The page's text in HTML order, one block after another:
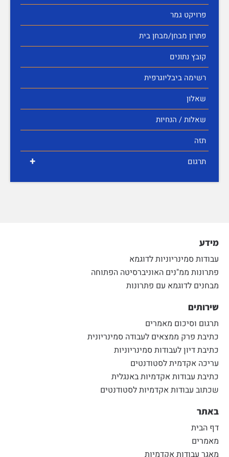
פרויקט גמר
פתרון מבחן/מבחן בית
קובץ נתונים
רשימה ביבליוגרפית
שאלון
שאלות / הנחיות
תזה
+ תרגום
מידע
עבודות סמינריוניות לדוגמא
פתרונות ממ"נים האוניברסיטה הפתוחה
מבחנים לדוגמא עם פתרונות
שירותים
תרגום וסיכום מאמרים
כתיבת פרק ממצאים לעבודה סמינריונית
כתיבת דיון לעבודות סמינריוניות
עריכה אקדמית לסטודנטים
כתיבת עבודות אקדמיות באנגלית
שכתוב עבודות אקדמיות לסטודנטים
באתר
דף הבית
מאמרים
מאגר עבודות אקדמיות